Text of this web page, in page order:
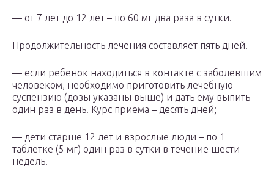
— от 7 лет до 12 лет – по 60 мг два раза в сутки.
Продолжительность лечения составляет пять дней.
— если ребенок находиться в контакте с заболевшим
человеком, необходимо приготовить лечебную
суспензию (дозы указаны выше) и дать ему выпить
один раз в день. Курс приема – десять дней;
— дети старше 12 лет и взрослые люди – по 1
таблетке (5 мг) один раз в сутки в течение шести
недель.